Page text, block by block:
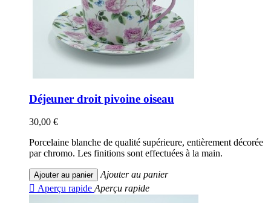
Déjeuner droit pivoine oiseau
30,00 €
Porcelaine blanche de qualité supérieure, entièrement décorée
par chromo. Les finitions sont effectuées à la main.
Ajouter au panier
Ajouter au panier
 Aperçu rapide Aperçu rapide